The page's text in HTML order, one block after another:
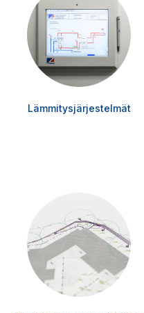
Lämmitysjärjestelmät